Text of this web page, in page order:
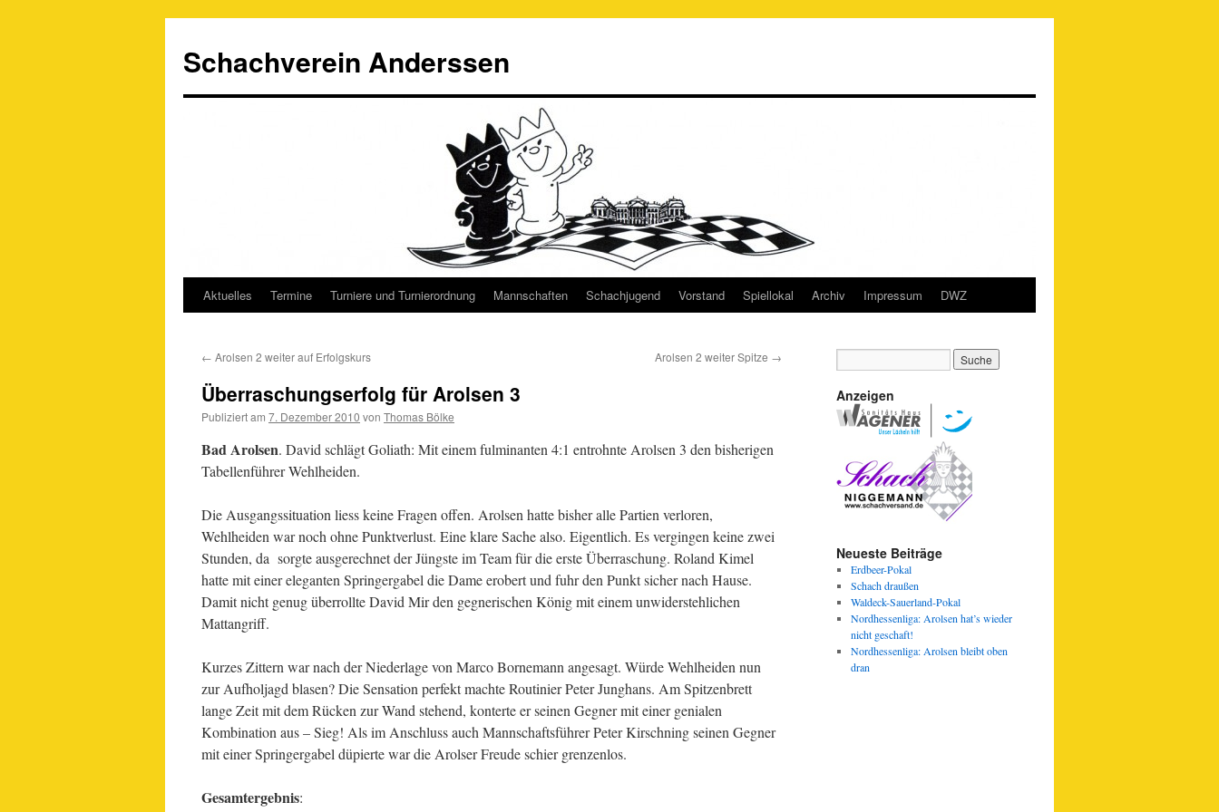
Schachverein Anderssen
Springe
Inhalt
Aktuelles Termine Turniere und Turnierordnung Mannschaften Schachjugend Vorstand Spiellokal Archiv Impressum DWZ
← Arolsen 2 weiter auf Erfolgskurs Arolsen 2 weiter Spitze →
Überraschungserfolg für Arolsen 3
Publiziert am 7. Dezember 2010 von Thomas Bölke
Bad Arolsen. David schlägt Goliath: Mit einem fulminanten 4:1 entrohnte Arolsen 3 den bisherigen
Tabellenführer Wehlheiden.
Die Ausgangssituation liess keine Fragen offen. Arolsen hatte bisher alle Partien verloren,
Wehlheiden war noch ohne Punktverlust. Eine klare Sache also. Eigentlich. Es vergingen keine zwei
Stunden, da sorgte ausgerechnet der Jüngste im Team für die erste Überraschung. Roland Kimel
hatte mit einer eleganten Springergabel die Dame erobert und fuhr den Punkt sicher nach Hause.
Damit nicht genug überrollte David Mir den gegnerischen König mit einem unwiderstehlichen
Mattangriff.
Kurzes Zittern war nach der Niederlage von Marco Bornemann angesagt. Würde Wehlheiden nun
zur Aufholjagd blasen? Die Sensation perfekt machte Routinier Peter Junghans. Am Spitzenbrett
lange Zeit mit dem Rücken zur Wand stehend, konterte er seinen Gegner mit einer genialen
Kombination aus – Sieg! Als im Anschluss auch Mannschaftsführer Peter Kirschning seinen Gegner
mit einer Springergabel düpierte war die Arolser Freude schier grenzenlos.
Gesamtergebnis:
Anzeigen
Neueste Beiträge
Erdbeer-Pokal
Schach draußen
Waldeck-Sauerland-Pokal
Nordhessenliga: Arolsen hat’s wieder
nicht geschaft!
Nordhessenliga: Arolsen bleibt oben
dran